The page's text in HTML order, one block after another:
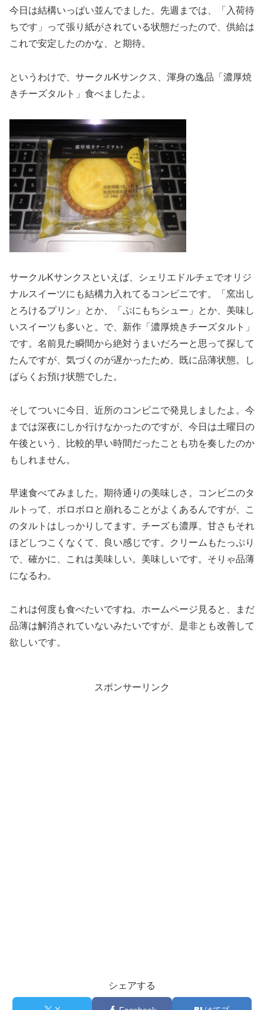
今日は結構いっぱい並んでました。先週までは、「入荷待
ちです」って張り紙がされている状態だったので、供給は
これで安定したのかな、と期待。
というわけで、サークルKサンクス、渾身の逸品「濃厚焼
きチーズタルト」食べましたよ。
サークルKサンクスといえば、シェリエドルチェでオリジ
ナルスイーツにも結構力入れてるコンビニです。「窯出し
とろけるプリン」とか、「ぷにもちシュー」とか、美味し
いスイーツも多いと。で、新作「濃厚焼きチーズタルト」
です。名前見た瞬間から絶対うまいだろーと思って探して
たんですが、気づくのが遅かったため、既に品薄状態。し
ばらくお預け状態でした。
そしてついに今日、近所のコンビニで発見しましたよ。今
までは深夜にしか行けなかったのですが、今日は土曜日の
午後という、比較的早い時間だったことも功を奏したのか
もしれません。
早速食べてみました。期待通りの美味しさ。コンビニのタ
ルトって、ボロボロと崩れることがよくあるんですが、こ
のタルトはしっかりしてます。チーズも濃厚。甘さもそれ
ほどしつこくなくて、良い感じです。クリームもたっぷり
で、確かに、これは美味しい。美味しいです。そりゃ品薄
になるわ。
これは何度も食べたいですね。ホームページ見ると、まだ
品薄は解消されていないみたいですが、是非とも改善して
欲しいです。
スポンサーリンク
シェアする